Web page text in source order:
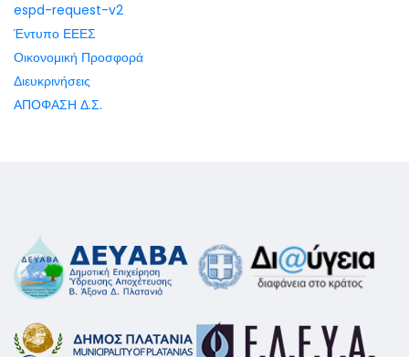
espd-request-v2
Έντυπο ΕΕΕΣ
Οικονομική Προσφορά
Διευκρινήσεις
ΑΠΟΦΑΣΗ Δ.Σ.